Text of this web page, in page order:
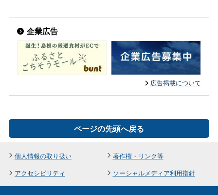
企業広告
広告掲載について
ページの先頭へ戻る
個人情報の取り扱い
著作権・リンク等
アクセシビリティ
ソーシャルメディア利用指針